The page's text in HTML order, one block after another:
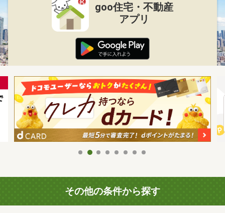
goo住宅・不動産
アプリ
その他の条件から探す